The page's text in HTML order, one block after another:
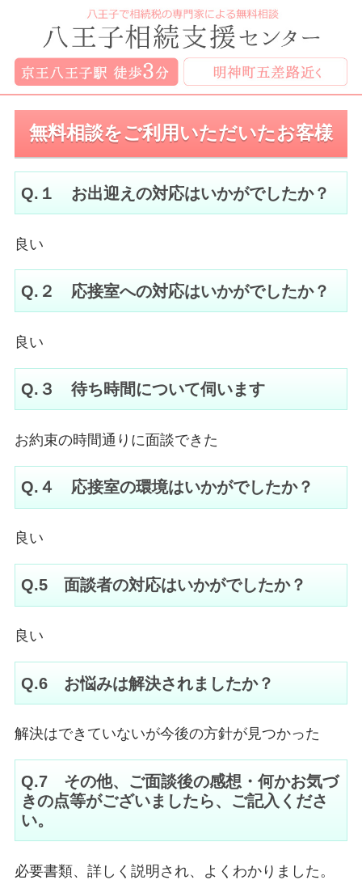
無料相談をご利用いただいたお客様
Q.１ お出迎えの対応はいかがでしたか？
良い
Q.２ 応接室への対応はいかがでしたか？
良い
Q.３ 待ち時間について伺います
お約束の時間通りに面談できた
Q.４ 応接室の環境はいかがでしたか？
良い
Q.5 面談者の対応はいかがでしたか？
良い
Q.6 お悩みは解決されましたか？
解決はできていないが今後の方針が見つかった
Q.7 その他、ご面談後の感想・何かお気づ
きの点等がございましたら、ご記入くださ
い。
必要書類、詳しく説明され、よくわかりました。